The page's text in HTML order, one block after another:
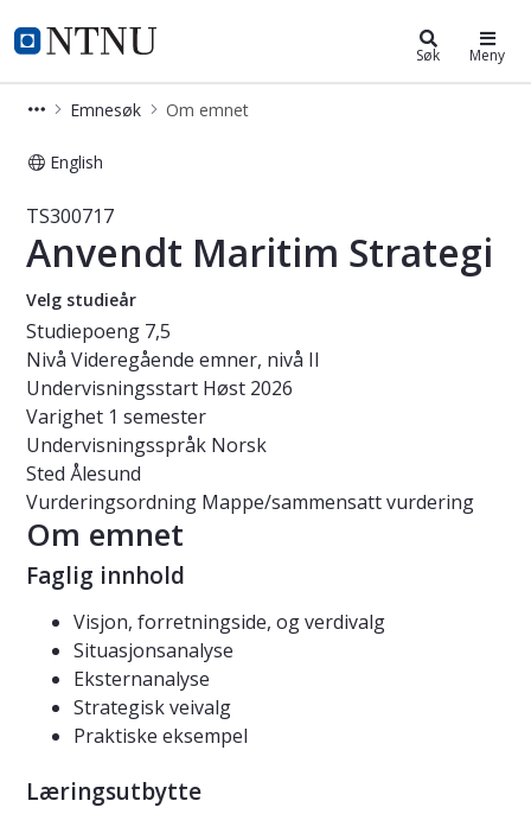
NTNU Hjemmeside
Studier Søk Meny
Emnesøk Om emnet
English
Emne - Anvendt Maritim Strategi -
TS300717
Anvendt Maritim Strategi
Velg studieår
Studiepoeng 7,5
Nivå Videregående emner, nivå II
Undervisningsstart Høst 2026
Varighet 1 semester
Undervisningsspråk Norsk
Sted Ålesund
Vurderingsordning Mappe/sammensatt vurdering
Om emnet
Faglig innhold
Visjon, forretningside, og verdivalg
Situasjonsanalyse
Eksternanalyse
Strategisk veivalg
Praktiske eksempel
Læringsutbytte